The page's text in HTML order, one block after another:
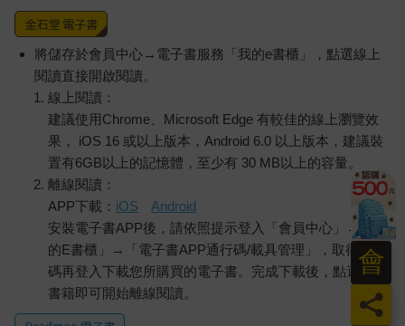
將儲存於會員中心→電子書服務「我的e書櫃」，點選線上
閱讀直接開啟閱讀。
線上閱讀：
建議使用Chrome、Microsoft Edge 有較佳的線上瀏覽效
果， iOS 16 或以上版本，Android 6.0 以上版本，建議裝
置有6GB以上的記憶體，至少有 30 MB以上的容量。
離線閱讀：
APP下載： iOS
Android
安裝電子書APP後，請依照提示登入「會員中心」→「我
的E書櫃」→「電子書APP通行碼/載具管理」，取得通行
碼再登入下載您所購買的電子書。完成下載後，點選任一
書籍即可開始離線閱讀。
員
會